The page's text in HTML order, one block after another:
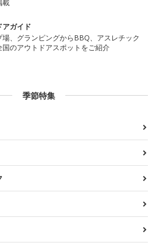
載
アガイド
場、グランピングからBBQ、アスレチック
国のアウトドアスポットをご紹介
季節特集